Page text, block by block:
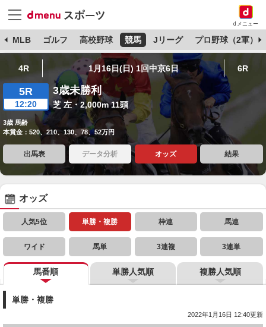
dメニュー
MLB ゴルフ 高校野球 競馬 Jリーグ プロ野球（2軍）
4R 1月16日(日) 1回中京6日 6R
5R
12:20
3歳未勝利
芝 左・2,000m 11頭
3歳 馬齢
本賞金：520、210、130、78、52万円
出馬表 データ分析 オッズ 結果
オッズ
人気5位 単勝・複勝 枠連 馬連
ワイド 馬単 3連複 3連単
馬番順 単勝人気順 複勝人気順
単勝・複勝
2022年1月16日 12:40更新